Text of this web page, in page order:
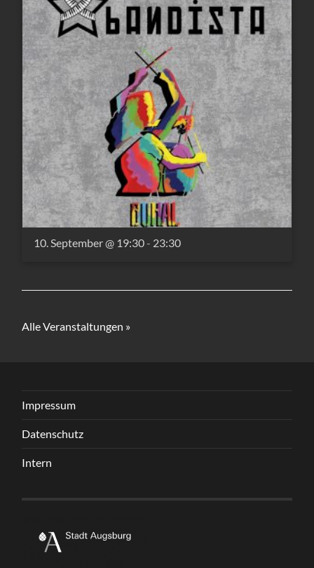
10. September @ 19:30- 23:30
Alle Veranstaltungen »
Impressum
Datenschutz
Intern